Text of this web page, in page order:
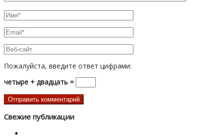
Пожалуйста, введите ответ цифрами:
четыре + двадцать =
Свежие публикации